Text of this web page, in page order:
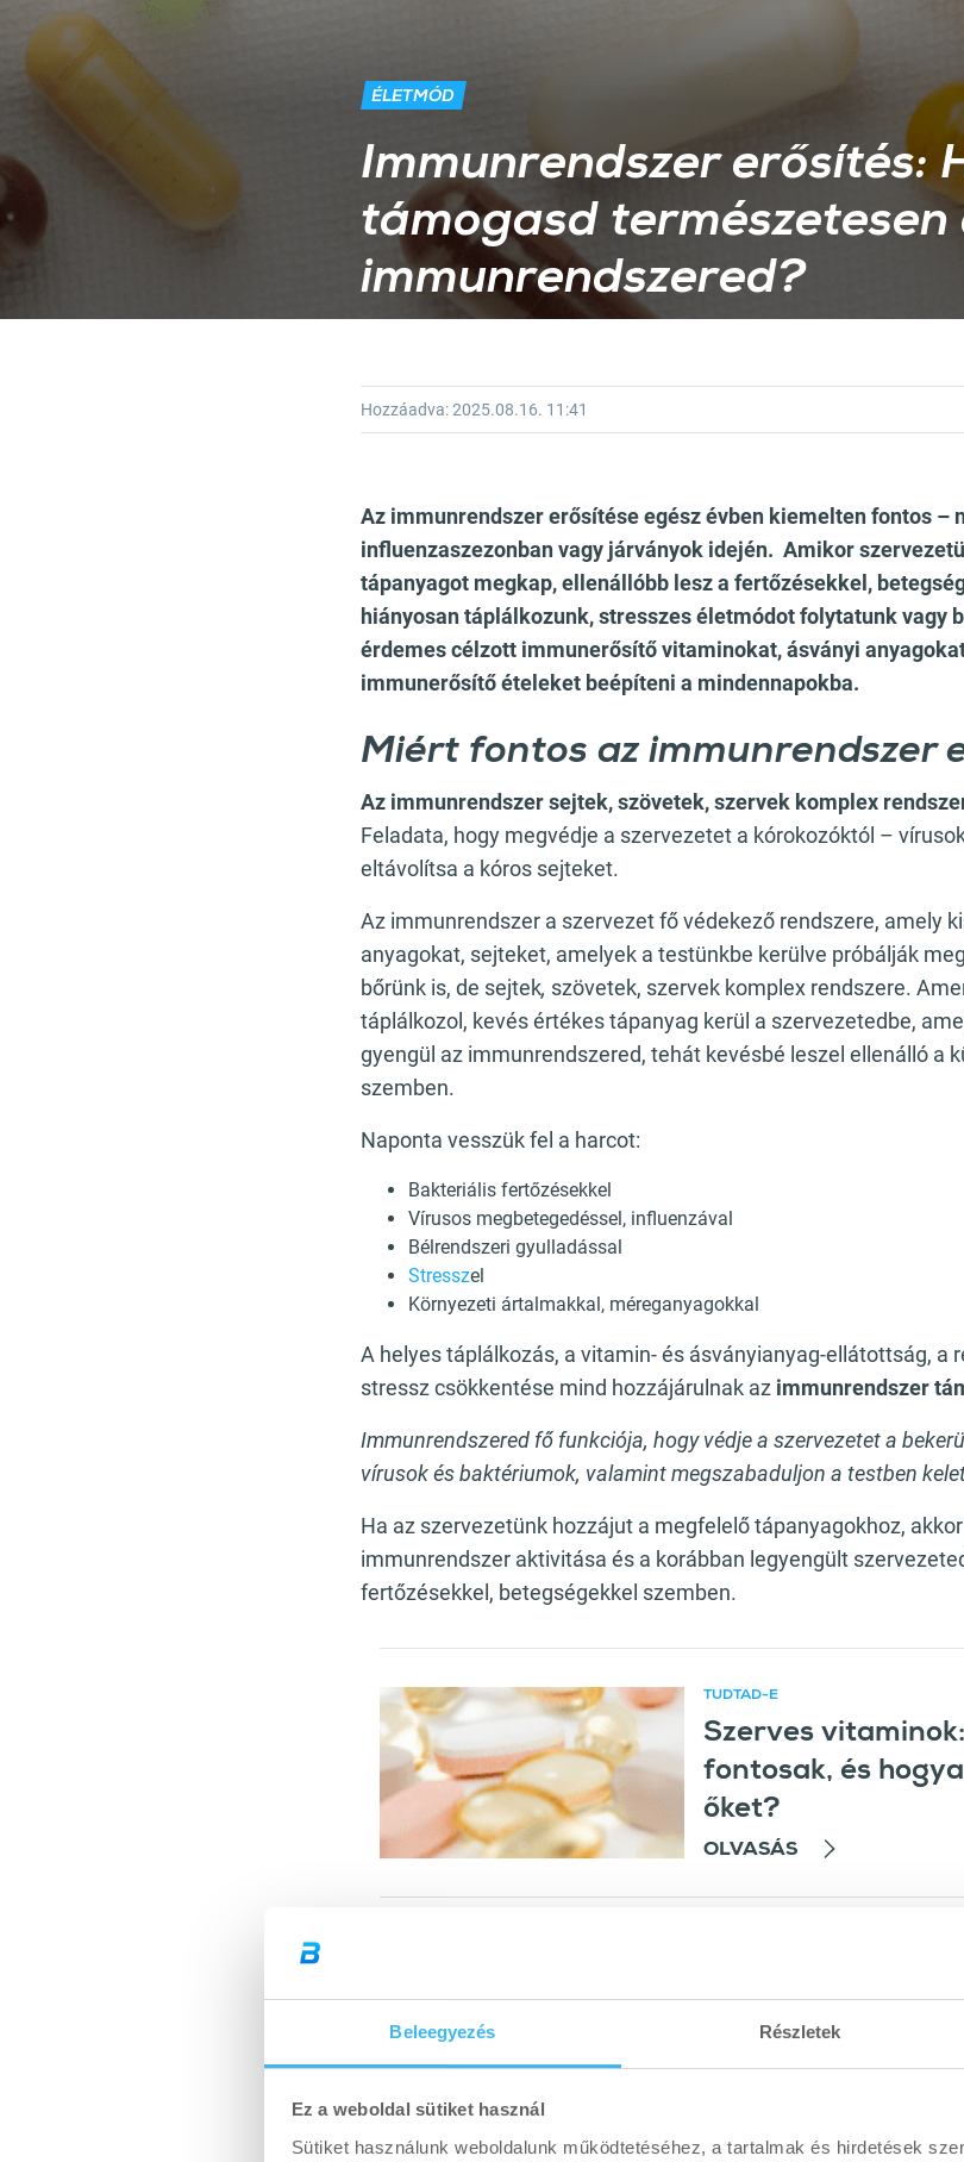
Beleegyezés Részletek
Ez a weboldal sütiket használ
Sütiket használunk weboldalunk működtetéséhez, a tartalmak és hirdetések
ÉLETMÓD
Immunrendszer erősítés:
támogasd természetesen
immunrendszered?
Hozzáadva:2025.08.16. 11:41
Az immunrendszer erősítése egész évben kiemelten fontos –
influenzaszezonban vagy járványok idején. Amikor
tápanyagot megkap, ellenállóbb lesz a fertőzésekkel,
hiányosan táplálkozunk, stresszes életmódot folytatunk vagy
érdemes célzott immunerősítő vitaminokat, ásványi
immunerősítő ételeket beépíteni a mindennapokba.
Miért fontos az immunrendszer
Az immunrendszer sejtek, szövetek, szervek komplex
Feladata, hogy megvédje a szervezetet a kórokozóktól –
eltávolítsa a kóros sejteket.
Az immunrendszer a szervezet fő védekező rendszere, amely
anyagokat, sejteket, amelyek a testünkbe kerülve próbálják
bőrünk is, de sejtek, szövetek, szervek komplex rendszere.
táplálkozol, kevés értékes tápanyag kerül a szervezetedbe,
gyengül az immunrendszered, tehát kevésbé leszel ellenálló a
szemben.
Naponta vesszük fel a harcot:
Bakteriális fertőzésekkel
Vírusos megbetegedéssel, influenzával
Bélrendszeri gyulladással
Stresszel
Környezeti ártalmakkal, méreganyagokkal
A helyes táplálkozás, a vitamin- és ásványianyag-ellátottság, a
stressz csökkentése mind hozzájárulnak az immunrendszer
Immunrendszered fő funkciója, hogy védje a szervezetet a
vírusok és baktériumok, valamint megszabaduljon a testben
Ha az szervezetünk hozzájut a megfelelő tápanyagokhoz,
immunrendszer aktivitása és a korábban legyengült
fertőzésekkel, betegségekkel szemben.
Ajánlott cikk
TUDTAD-E
Szerves
fontosak, és
őket?
OLVASÁS
felvegye a harcot a kórokozókkal.
Diéta vagy szálkásítás alatt, amikor kevesebb vitaminhoz és
Műtét utáni legyengült állapotban